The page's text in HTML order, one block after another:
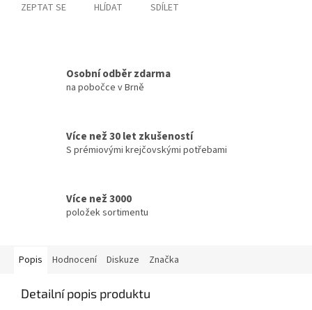
ZEPTAT SE HLÍDAT SDÍLET
Osobní odběr zdarma
na pobočce v Brně
Více než 30 let zkušeností
S prémiovými krejčovskými potřebami
Více než 3000
položek sortimentu
Popis Hodnocení Diskuze Značka
Detailní popis produktu